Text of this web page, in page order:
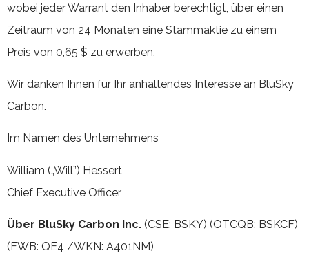
wobei jeder Warrant den Inhaber berechtigt, über einen
Zeitraum von 24 Monaten eine Stammaktie zu einem
Preis von 0,65 $ zu erwerben.
Wir danken Ihnen für Ihr anhaltendes Interesse an BluSky
Carbon.
Im Namen des Unternehmens
William („Will”) Hessert
Chief Executive Officer
Über BluSky Carbon Inc. (CSE: BSKY) (OTCQB: BSKCF)
(FWB: QE4 /WKN: A401NM)